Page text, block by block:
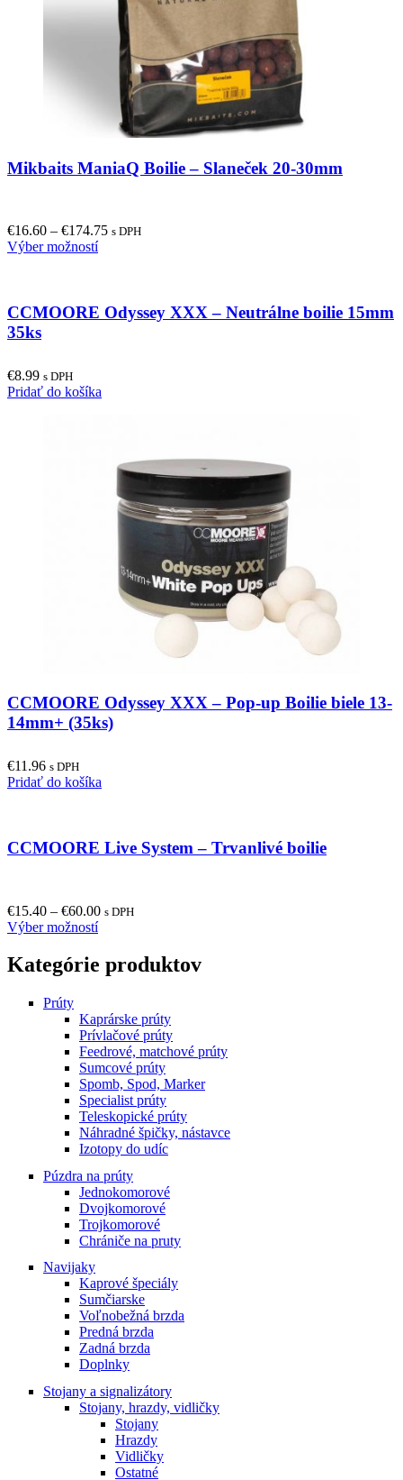
Mikbaits ManiaQ Boilie – Slaneček 20-30mm
€16.60 – €174.75 s DPH
Výber možnostíThis
variants.
chosen
CCMOORE Odyssey XXX – Neutrálne boilie 15mm
35ks
€8.99 s DPH
Pridať do košíka
CCMOORE Odyssey XXX – Pop-up Boilie biele 13-
14mm+ (35ks)
€11.96 s DPH
Pridať do košíka
CCMOORE Live System – Trvanlivé boilie
€15.40 – €60.00 s DPH
Výber možnostíThis
has
multiple
options
may
be
chosen
on
the
product
page
Kategórie produktov
Prúty
Kaprárske prúty
Prívlačové prúty
Feedrové, matchové prúty
Sumcové prúty
Spomb, Spod, Marker
Specialist prúty
Teleskopické prúty
Náhradné špičky, nástavce
Izotopy do udíc
Púzdra na prúty
Jednokomorové
Dvojkomorové
Trojkomorové
Chrániče na pruty
Navijaky
Kaprové špeciály
Sumčiarske
Voľnobežná brzda
Predná brzda
Zadná brzda
Doplnky
Stojany a signalizátory
Stojany, hrazdy, vidličky
Stojany
Hrazdy
Vidličky
Ostatné